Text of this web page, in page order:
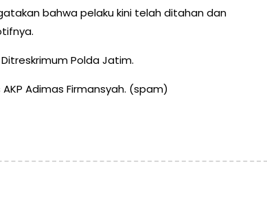
bahwa pelaku kini telah ditahan dan
Polda Jatim.
Adimas Firmansyah. (spam)